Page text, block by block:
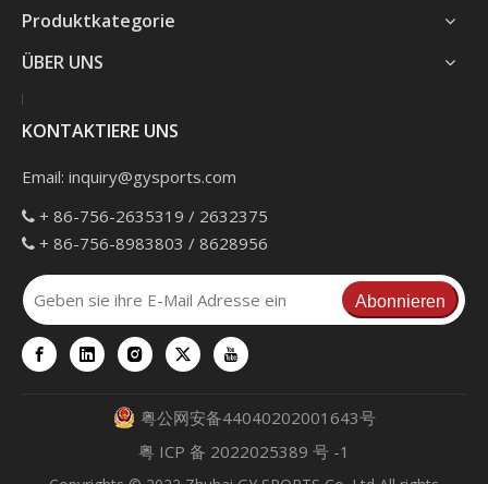
Produktkategorie
ÜBER UNS
KONTAKTIERE UNS
Email: inquiry@gysports.com
 + 86-756-2635319 / 2632375
 + 86-756-8983803 / 8628956
Abonnieren
粤公网安备44040202001643号
粤 ICP 备 2022025389 号 -1